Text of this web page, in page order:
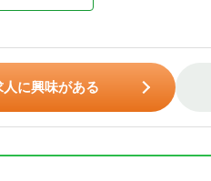
人に興味がある